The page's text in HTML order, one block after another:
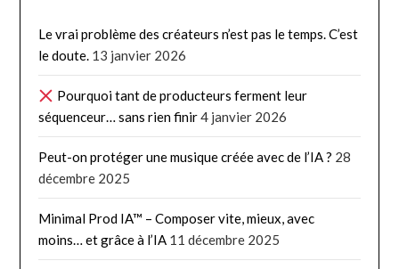
Le vrai problème des créateurs n’est pas le temps. C’est
le doute. 13 janvier 2026
Pourquoi tant de producteurs ferment leur
séquenceur… sans rien finir4 janvier 2026
Peut-on protéger une musique créée avec de l’IA ? 28
décembre 2025
Minimal Prod IA™ – Composer vite, mieux, avec
moins… et grâce à l’IA 11 décembre 2025